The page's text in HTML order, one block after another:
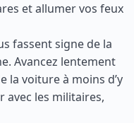
et allumer vos feux
fassent signe de la
Avancez lentement
la voiture à moins d’y
avec les militaires,